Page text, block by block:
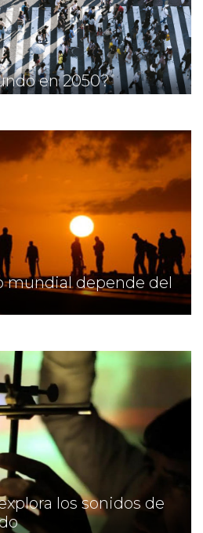
en 2050?
mundial depende del
los sonidos de